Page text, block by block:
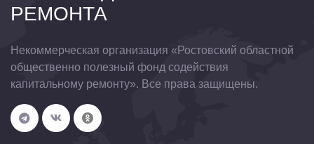
РЕМОНТА
Некоммерческая организация «Ростовский областной
общественно полезный фонд содействия
капитальному ремонту». Все права защищены.